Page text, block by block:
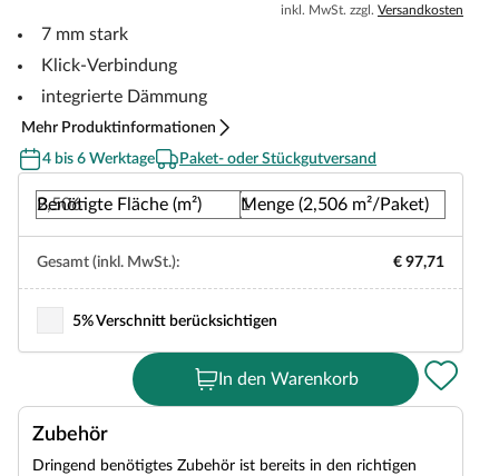
inkl. MwSt. zzgl. Versandkosten
7 mm stark
Klick-Verbindung
integrierte Dämmung
Mehr Produktinformationen
4 bis 6 Werktage
Paket- oder Stückgutversand
Benötigte Fläche (m²) Menge (2,506 m²/Paket)
Gesamt (inkl. MwSt.): € 97,71
5% Verschnitt berücksichtigen
In den Warenkorb
Zubehör
Dringend benötigtes Zubehör ist bereits in den richtigen